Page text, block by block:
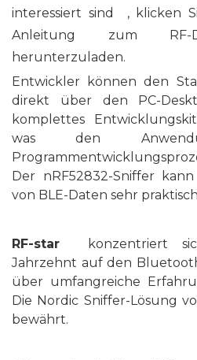
interessiert sind , klicken
Anleitung zum RF-DG-
herunterzuladen.
Entwickler können den
direkt über den PC-
komplettes
was den
Der nRF52832-Sniffer
von BLE-Daten sehr
RF-star konzentriert
Jahrzehnt auf den
über umfangreiche
Die Nordic Sniffer-Lösung
bewährt.